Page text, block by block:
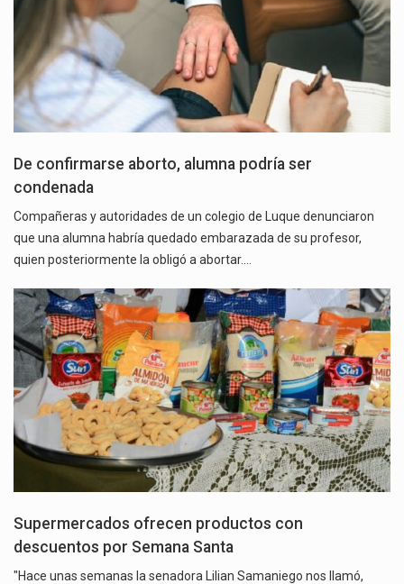
De confirmarse aborto, alumna podría ser
condenada
Compañeras y autoridades de un colegio de Luque denunciaron
que una alumna habría quedado embarazada de su profesor,
quien posteriormente la obligó a abortar.…
Supermercados ofrecen productos con
descuentos por Semana Santa
"Hace unas semanas la senadora Lilian Samaniego nos llamó,